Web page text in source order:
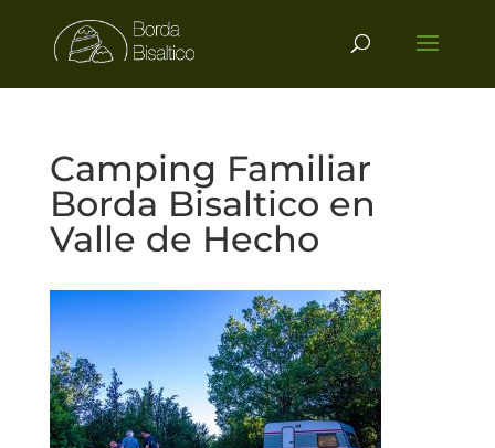
Camping Familiar
Borda Bisaltico en
Valle de Hecho